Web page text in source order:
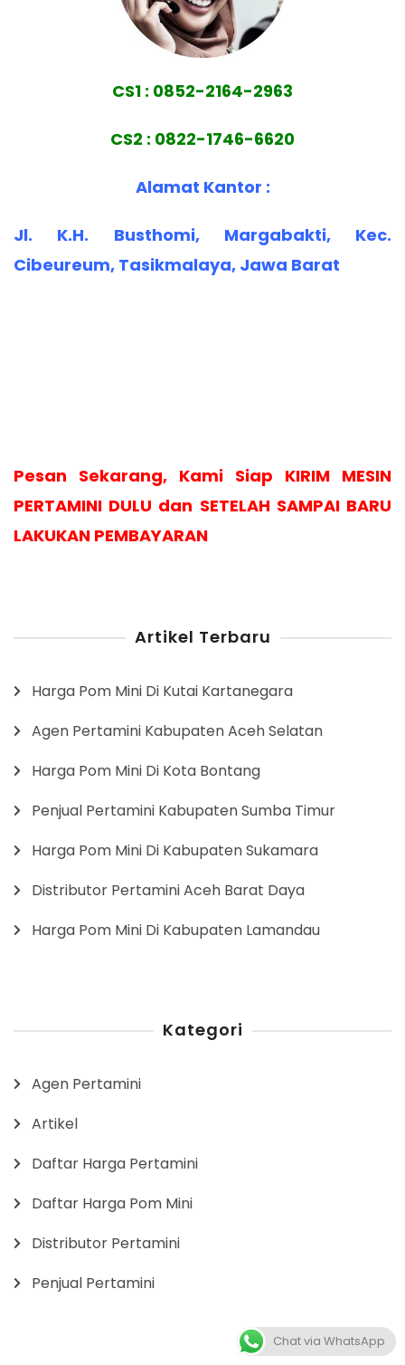
CS1 : 0852-2164-2963
CS2 : 0822-1746-6620
Alamat Kantor :
Jl. K.H. Busthomi, Margabakti, Kec.
Cibeureum, Tasikmalaya, Jawa Barat
Pesan Sekarang, Kami Siap KIRIM MESIN
PERTAMINI DULU dan SETELAH SAMPAI BARU
LAKUKAN PEMBAYARAN
Artikel Terbaru
Harga Pom Mini Di Kutai Kartanegara
Agen Pertamini Kabupaten Aceh Selatan
Harga Pom Mini Di Kota Bontang
Penjual Pertamini Kabupaten Sumba Timur
Harga Pom Mini Di Kabupaten Sukamara
Distributor Pertamini Aceh Barat Daya
Harga Pom Mini Di Kabupaten Lamandau
Kategori
Agen Pertamini
Artikel
Daftar Harga Pertamini
Daftar Harga Pom Mini
Distributor Pertamini
Penjual Pertamini
Chat via WhatsApp